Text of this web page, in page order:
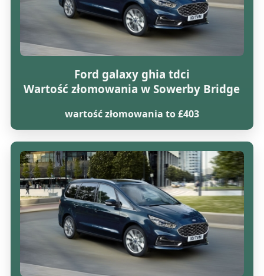
Ford galaxy ghia tdci
Wartość złomowania w Sowerby Bridge
wartość złomowania to £403